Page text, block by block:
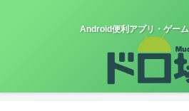
Android便利アプリ・ゲー